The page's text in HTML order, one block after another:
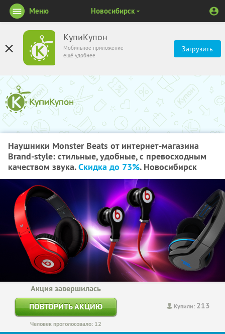
КупиКупон
Мобильное приложение
ещё удобнее
Загрузить
Меню Новосибирск
Наушники Monster Beats от интернет-магазина
Brand-style: стильные, удобные, с превосходным
качеством звука.Скидка до 73%. Новосибирск
Купили: 213
Акция завершилась
ПОВТОРИТЬ АКЦИЮ
Человек проголосовало: 12